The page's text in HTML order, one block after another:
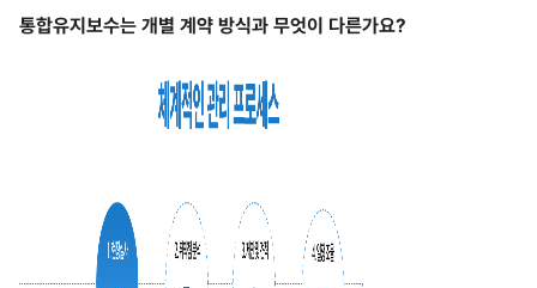
통합유지보수는 개별 계약 방식과 무엇이 다른가요?